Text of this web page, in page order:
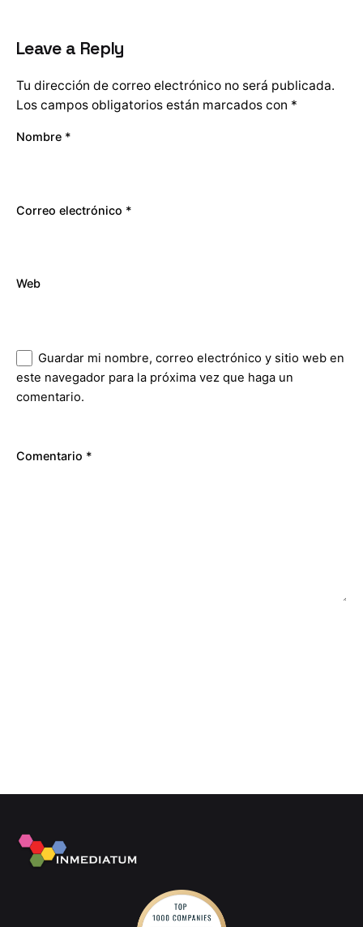
Leave a Reply
Tu dirección de correo electrónico no será publicada.
Los campos obligatorios están marcados con *
Nombre *
Correo electrónico *
Web
Guardar mi nombre, correo electrónico y sitio web en
este navegador para la próxima vez que haga un
comentario.
Comentario *